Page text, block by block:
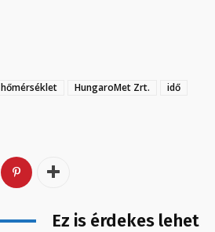
hőmérséklet HungaroMet Zrt.
idő
Ez is érdekes lehet